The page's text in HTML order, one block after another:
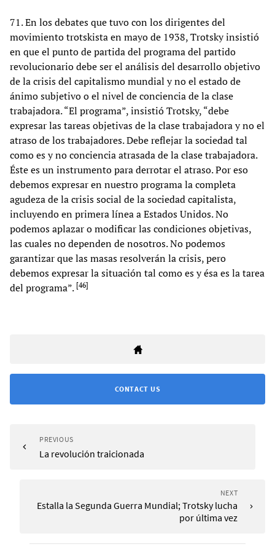
71. En los debates que tuvo con los dirigentes del
movimiento trotskista en mayo de 1938, Trotsky insistió
en que el punto de partida del programa del partido
revolucionario debe ser el análisis del desarrollo objetivo
de la crisis del capitalismo mundial y no el estado de
ánimo subjetivo o el nivel de conciencia de la clase
trabajadora. “El programa”, insistió Trotsky, “debe
expresar las tareas objetivas de la clase trabajadora y no el
atraso de los trabajadores. Debe reflejar la sociedad tal
como es y no conciencia atrasada de la clase trabajadora.
Éste es un instrumento para derrotar el atraso. Por eso
debemos expresar en nuestro programa la completa
agudeza de la crisis social de la sociedad capitalista,
incluyendo en primera línea a Estados Unidos. No
podemos aplazar o modificar las condiciones objetivas,
las cuales no dependen de nosotros. No podemos
garantizar que las masas resolverán la crisis, pero
debemos expresar la situación tal como es y ésa es la tarea
del programa”. [46]
CONTACT US
PREVIOUS
La revolución traicionada
NEXT
Estalla la Segunda Guerra Mundial; Trotsky lucha
por última vez